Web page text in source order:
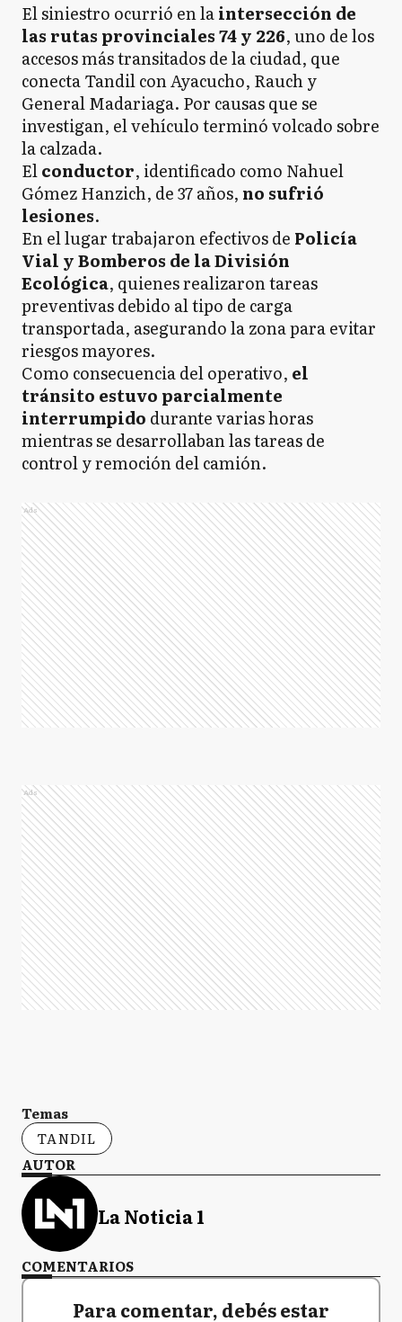
El siniestro ocurrió en laintersección de
las rutas provinciales 74 y 226, uno de los
accesos más transitados de la ciudad, que
conecta Tandil con Ayacucho, Rauch y
General Madariaga. Por causas que se
investigan, el vehículo terminó volcado sobre
la calzada.
Elconductor, identificado como Nahuel
Gómez Hanzich, de 37 años, no sufrió
lesiones.
En el lugar trabajaron efectivos de Policía
Vial y Bomberos de la División
Ecológica, quienes realizaron tareas
preventivas debido al tipo de carga
transportada, asegurando la zona para evitar
riesgos mayores.
Como consecuencia del operativo, el
tránsito estuvo parcialmente
interrumpido durante varias horas
mientras se desarrollaban las tareas de
control y remoción del camión.
Ads
Ads
Temas
TANDIL
AUTOR
La Noticia 1
COMENTARIOS
Para comentar, debés estar